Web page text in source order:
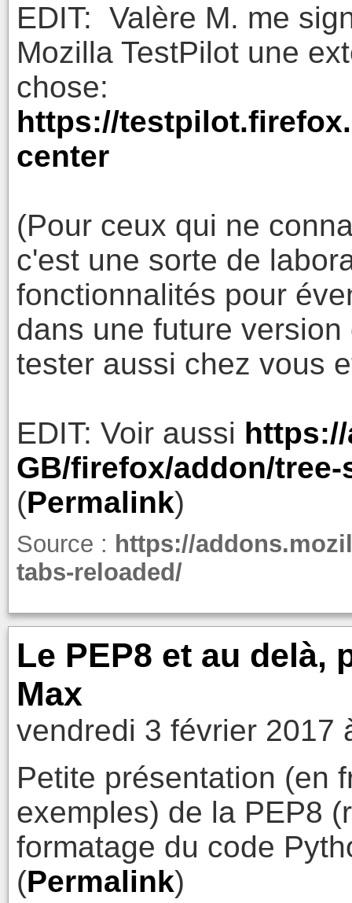
EDIT: Valère M. me
Mozilla TestPilot une
chose:
https://
center
(Pour ceux qui ne
c'est une sorte de
fonctionnalités pour
dans une future
tester aussi chez vous
EDIT: Voir aussi
GB/firefox/addon/
(Permalink)
Source : https://
tabs-reloaded/
Le PEP8 et au delà,
Max
vendredi 3 février 2017
Petite présentation (en
exemples) de la PEP8
formatage du code
(Permalink)